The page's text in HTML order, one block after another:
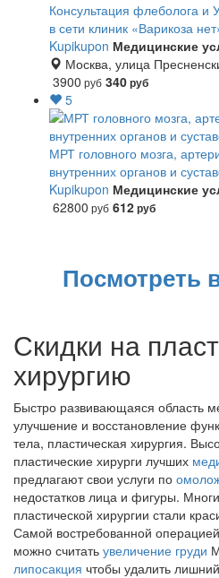
Консультация флеболога и
в сети клиник «Варикоза
Kupikupon Медицинские
Москва, улица
3900 руб 340руб
5
МРТ головного мозга,
внутренних органов и
Kupikupon Медицинские
62800 руб 612руб
Посмотреть
Скидки на
хирургию
Быстро развивающаяся область
улучшение и восстановление
тела, пластическая хирургия.
пластические хирурги лучших
предлагают свои услуги по
недостатков лица и фигуры.
пластической хирургии стали
Самой востребованной
можно считать увеличение груди
липосакция чтобы удалить